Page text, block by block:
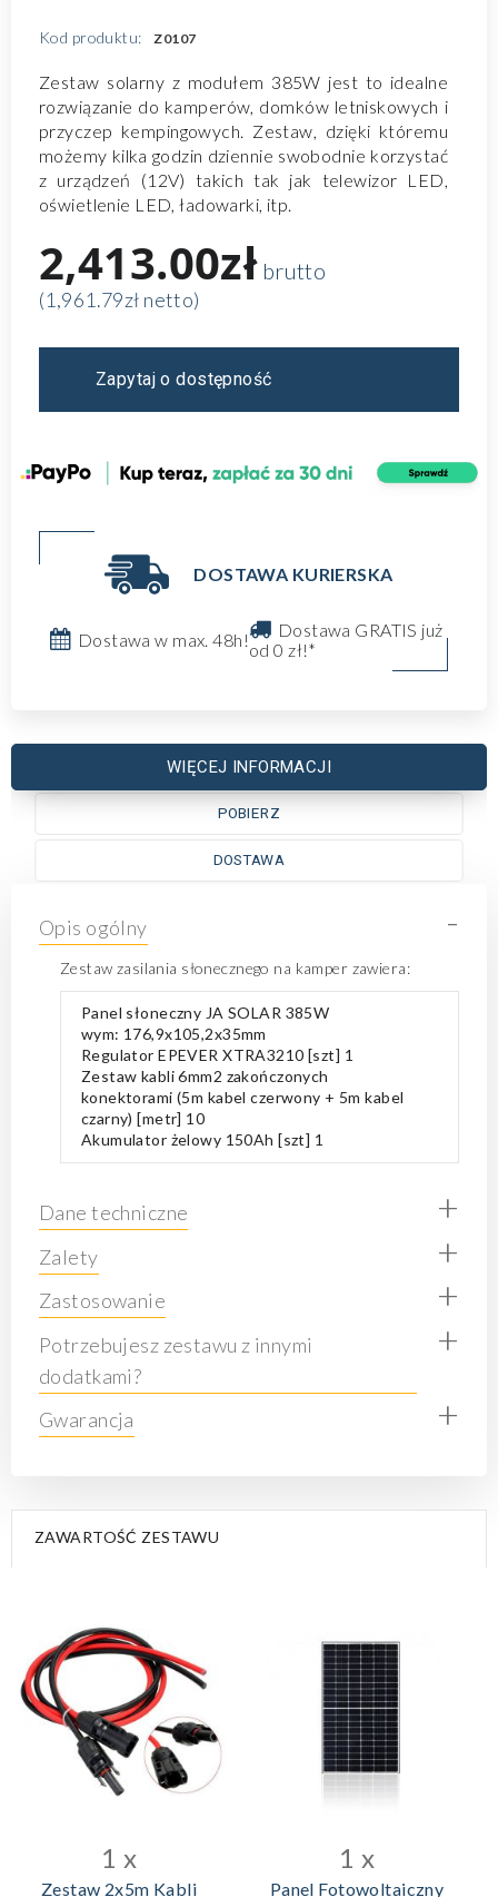
Kod produktu: Z0107
Zestaw solarny z modułem 385W jest to idealne
rozwiązanie do kamperów, domków letniskowych i
przyczep kempingowych. Zestaw, dzięki któremu
możemy kilka godzin dziennie swobodnie korzystać
z urządzeń (12V) takich tak jak telewizor LED,
oświetlenie LED, ładowarki, itp.
2,413.00złbrutto
(1,961.79zł netto)
Zapytaj o dostępność
DOSTAWA KURIERSKA
Dostawa w max. 48h!
Dostawa GRATIS już
od 0 zł!*
WIĘCEJ INFORMACJI
POBIERZ
DOSTAWA
Opis ogólny -
Zestaw zasilania słonecznego na kamper zawiera:
Panel słoneczny JA SOLAR 385W
wym: 176,9x105,2x35mm
Regulator EPEVER XTRA3210 [szt] 1
Zestaw kabli 6mm2 zakończonych
konektorami (5m kabel czerwony + 5m kabel
czarny) [metr] 10
Akumulator żelowy 150Ah [szt] 1
Dane techniczne +
Zalety +
Zastosowanie +
Potrzebujesz zestawu z innymi
dodatkami?
+
Gwarancja +
ZAWARTOŚĆ ZESTAWU
1 x
Zestaw 2x5m Kabli
1 x
Panel Fotowoltaiczny